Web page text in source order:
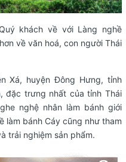
khách về với Làng nghề
về văn hoá, con người Thái
Xá, huyện Đông Hưng, tỉnh
đặc trưng nhất của tỉnh Thái
nghệ nhân làm bánh giới
làm bánh Cáy cũng như tham
trải nghiệm sản phẩm.